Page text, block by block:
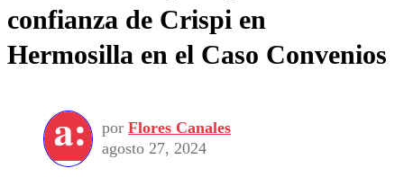
confianza de Crispi en
Hermosilla en el Caso Convenios
por Flores Canales
agosto 27, 2024